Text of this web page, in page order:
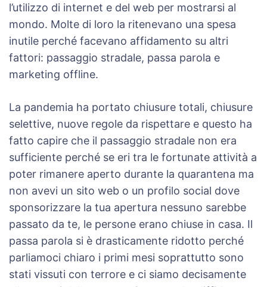
l’utilizzo di internet e del web per mostrarsi al
mondo. Molte di loro la ritenevano una spesa
inutile perché facevano affidamento su altri
fattori: passaggio stradale, passa parola e
marketing offline.
La pandemia ha portato chiusure totali, chiusure
selettive, nuove regole da rispettare e questo ha
fatto capire che il passaggio stradale non era
sufficiente perché se eri tra le fortunate attività a
poter rimanere aperto durante la quarantena ma
non avevi un sito web o un profilo social dove
sponsorizzare la tua apertura nessuno sarebbe
passato da te, le persone erano chiuse in casa. Il
passa parola si è drasticamente ridotto perché
parliamoci chiaro i primi mesi soprattutto sono
stati vissuti con terrore e ci siamo decisamente